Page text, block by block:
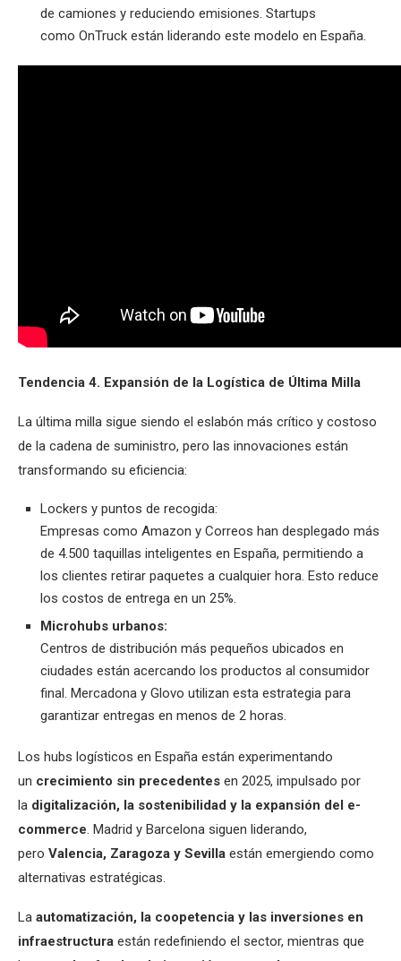
de camiones y reduciendo emisiones. Startups
como OnTruck están liderando este modelo en España.
Tendencia 4. Expansión de la Logística de Última Milla
La última milla sigue siendo el eslabón más crítico y costoso
de la cadena de suministro, pero las innovaciones están
transformando su eficiencia:
Lockers y puntos de recogida:
Empresas como Amazon y Correos han desplegado más
de 4.500 taquillas inteligentes en España, permitiendo a
los clientes retirar paquetes a cualquier hora. Esto reduce
los costos de entrega en un 25%.
Microhubs urbanos:
Centros de distribución más pequeños ubicados en
ciudades están acercando los productos al consumidor
final. Mercadona y Glovo utilizan esta estrategia para
garantizar entregas en menos de 2 horas.
Los hubs logísticos en España están experimentando
un crecimiento sin precedentes en 2025, impulsado por
la digitalización, la sostenibilidad y la expansión del e-
commerce. Madrid y Barcelona siguen liderando,
pero Valencia, Zaragoza y Sevilla están emergiendo como
alternativas estratégicas.
La automatización, la coopetencia y las inversiones en
infraestructura están redefiniendo el sector, mientras que